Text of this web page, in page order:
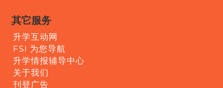
其它服务
升学互动网
FSI 为您导航
升学情报辅导中心
关于我们
刊登广告